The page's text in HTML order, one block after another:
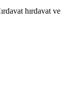
hırdavat